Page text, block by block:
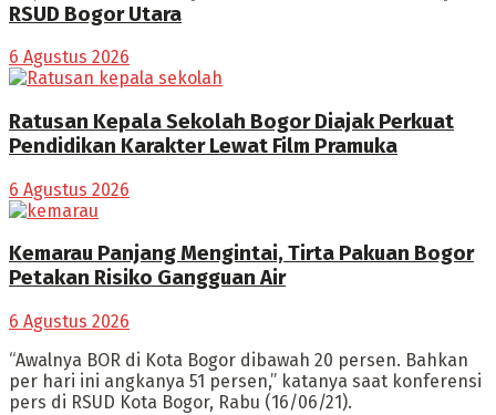
RSUD Bogor Utara
6 Agustus 2026
Ratusan Kepala Sekolah Bogor Diajak Perkuat
Pendidikan Karakter Lewat Film Pramuka
6 Agustus 2026
Kemarau Panjang Mengintai, Tirta Pakuan Bogor
Petakan Risiko Gangguan Air
6 Agustus 2026
“Awalnya BOR di Kota Bogor dibawah 20 persen. Bahkan
per hari ini angkanya 51 persen,” katanya saat konferensi
pers di RSUD Kota Bogor, Rabu (16/06/21).